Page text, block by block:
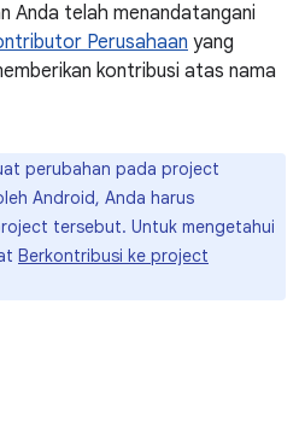
Anda telah menandatangani
Perusahaan yang
kontribusi atas nama
perubahan pada project
Android, Anda harus
tersebut. Untuk mengetahui
Berkontribusi ke project